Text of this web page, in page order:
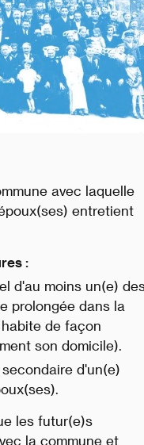
avec laquelle
entretient
:
d'au moins un(e)
prolongée dans la
de façon
son domicile).
d'un(e)
les futur(e)s
la commune et